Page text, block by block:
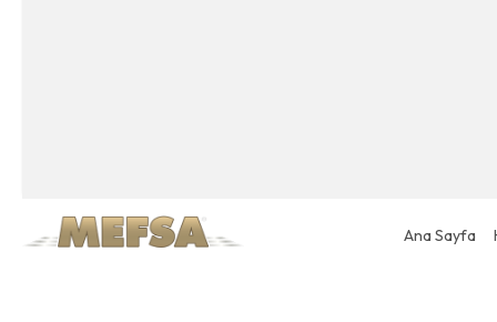
Ana Sayfa